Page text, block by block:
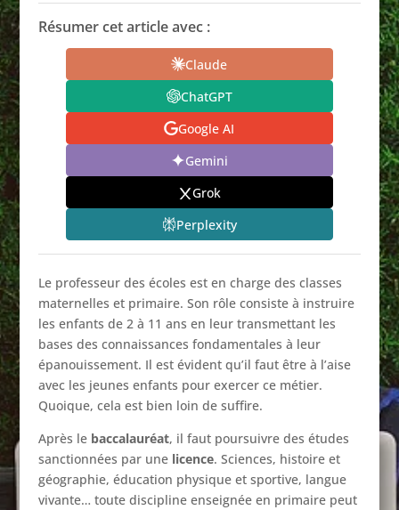
Résumer cet article avec :
Claude
ChatGPT
Google AI
Gemini
Grok
Perplexity
Le professeur des écoles est en charge des classes
maternelles et primaire. Son rôle consiste à instruire
les enfants de 2 à 11 ans en leur transmettant les
bases des connaissances fondamentales à leur
épanouissement. Il est évident qu’il faut être à l’aise
avec les jeunes enfants pour exercer ce métier.
Quoique, cela est bien loin de suffire.
Après le baccalauréat, il faut poursuivre des études
sanctionnées par une licence. Sciences, histoire et
géographie, éducation physique et sportive, langue
vivante… toute discipline enseignée en primaire peut